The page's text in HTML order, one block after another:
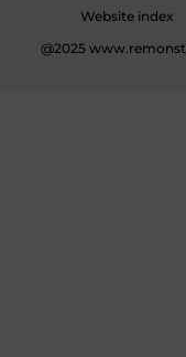
Website index
@2025